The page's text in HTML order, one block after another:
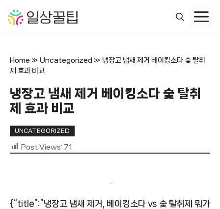
Home » Uncategorized » 냉장고 냄새 제거 베이킹소다 숯 탈취
제 효과 비교
냉장고 냄새 제거 베이킹소다 숯 탈취
제 효과 비교
UNCATEGORIZED
Post Views: 71
{“title”:”냉장고 냄새 제거, 베이킹소다 vs 숯 탈취제 뭐가